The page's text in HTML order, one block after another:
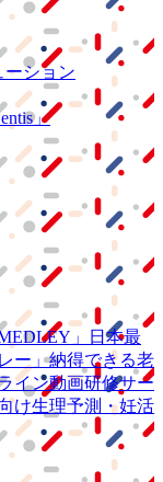
ーション
」
MEDLEY」
日本最
ー」納得できる老
イン動画研修サー
け生理予測・妊活